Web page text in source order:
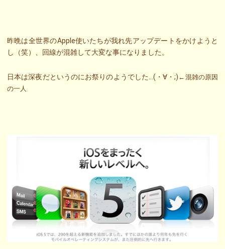
昨晩は全世界のApple使いたちが我れ先アップデートをかけようと
し（笑）、回線が混雑して大変な事になりました。
日本は深夜だというのにお祭りのようでした…(・∀・;) ←混雑の原因
の一人